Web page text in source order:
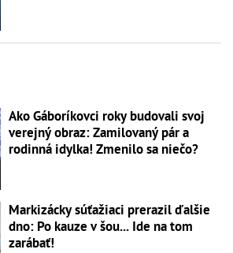
Ako Gáboríkovci roky budovali svoj
verejný obraz: Zamilovaný pár a
rodinná idylka! Zmenilo sa niečo?
Markizácky súťažiaci prerazil ďalšie
dno: Po kauze v šou... Ide na tom
zarábať!